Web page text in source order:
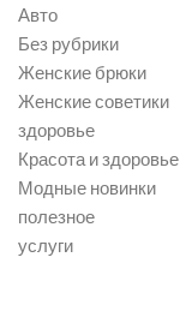
Авто
Без рубрики
Женские брюки
Женские советики
здоровье
Красота и здоровье
Модные новинки
полезное
услуги